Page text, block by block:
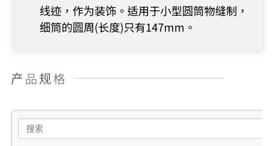
线迹，作为装饰。适用于小型圆筒物缝制，
细筒的圆周(长度)只有147mm。
产品规格